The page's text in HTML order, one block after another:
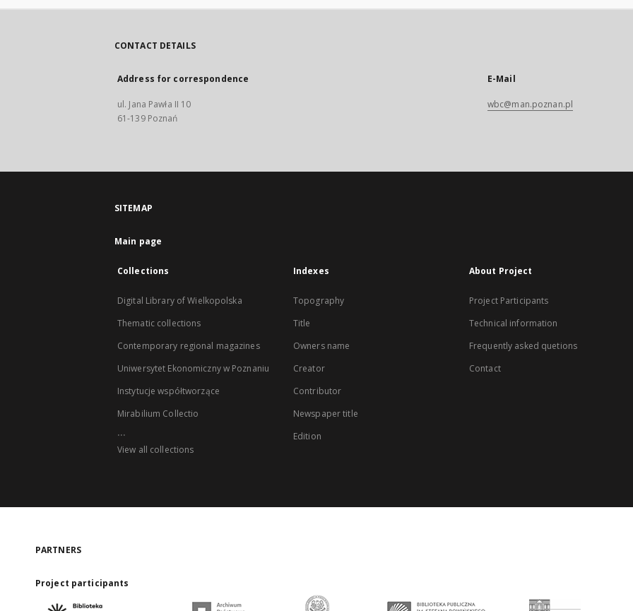
CONTACT DETAILS
Address for correspondence
ul. Jana Pawła II 10
61-139 Poznań
E-Mail
wbc@man.poznan.pl
SITEMAP
Main page
Collections
Digital Library of Wielkopolska
Thematic collections
Contemporary regional magazines
Uniwersytet Ekonomiczny w Poznaniu
Instytucje współtworzące
Mirabilium Collectio
...
View all collections
Indexes
Topography
Title
Owners name
Creator
Contributor
Newspaper title
Edition
About Project
Project Participants
Technical information
Frequently asked quetions
Contact
PARTNERS
Project participants